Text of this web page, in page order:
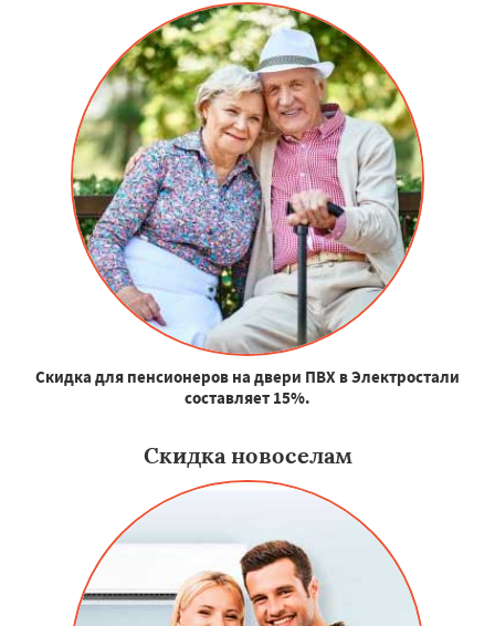
Скидка для пенсионеров на двери ПВХ в Электростали
составляет 15%.
Скидка новоселам